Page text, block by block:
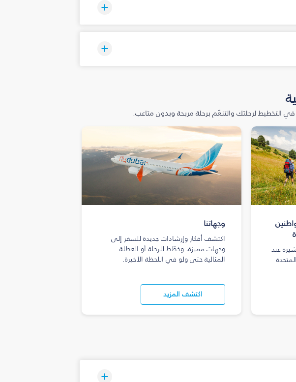
التخطيط لرحلتك والتنعّم برحلة مريحة وبدون متاعب.
عند
وجهاتنا
اكتشف أفكار وإرشادات جديدة للسفر إلى
وجهات مميزة، وخطّط للرحلة أو العطلة
المثالية حتى ولو في اللحظة الأخيرة.
اكتشف المزيد